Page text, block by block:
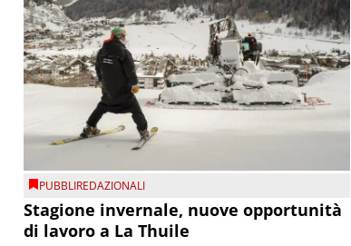
PUBBLIREDAZIONALI
Stagione invernale, nuove opportunità
di lavoro a La Thuile